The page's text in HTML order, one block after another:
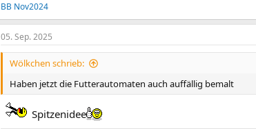
BB Nov2024
05. Sep. 2025
Wölkchen schrieb:
Haben jetzt die Futterautomaten auch auffällig bemalt
Spitzenidee